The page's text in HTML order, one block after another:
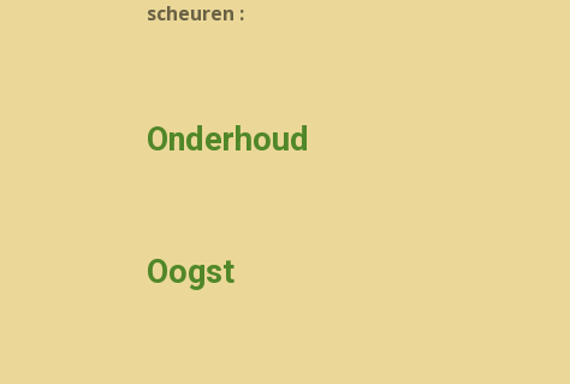
scheuren :
Onderhoud
Oogst